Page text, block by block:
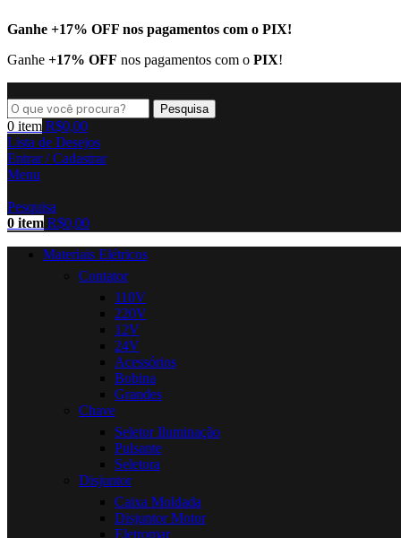
Ganhe +17% OFF nos pagamentos com o PIX!
Ganhe +17% OFF nos pagamentos com o PIX!
Pesquisa
0 item R$0,00
Lista de Desejos
Entrar / Cadastrar
Menu
Pesquisa
0 item R$0,00
Materiais Elétricos
Contator
110V
220V
12V
24V
Acessórios
Bobina
Grandes
Chave
Seletor Iluminação
Pulsante
Seletora
Disjuntor
Caixa Moldada
Disjuntor Motor
Eletromar